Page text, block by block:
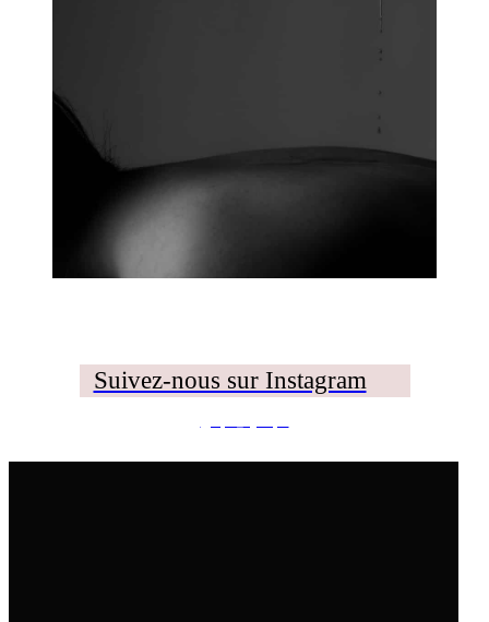
Suivez-nous sur Instagram